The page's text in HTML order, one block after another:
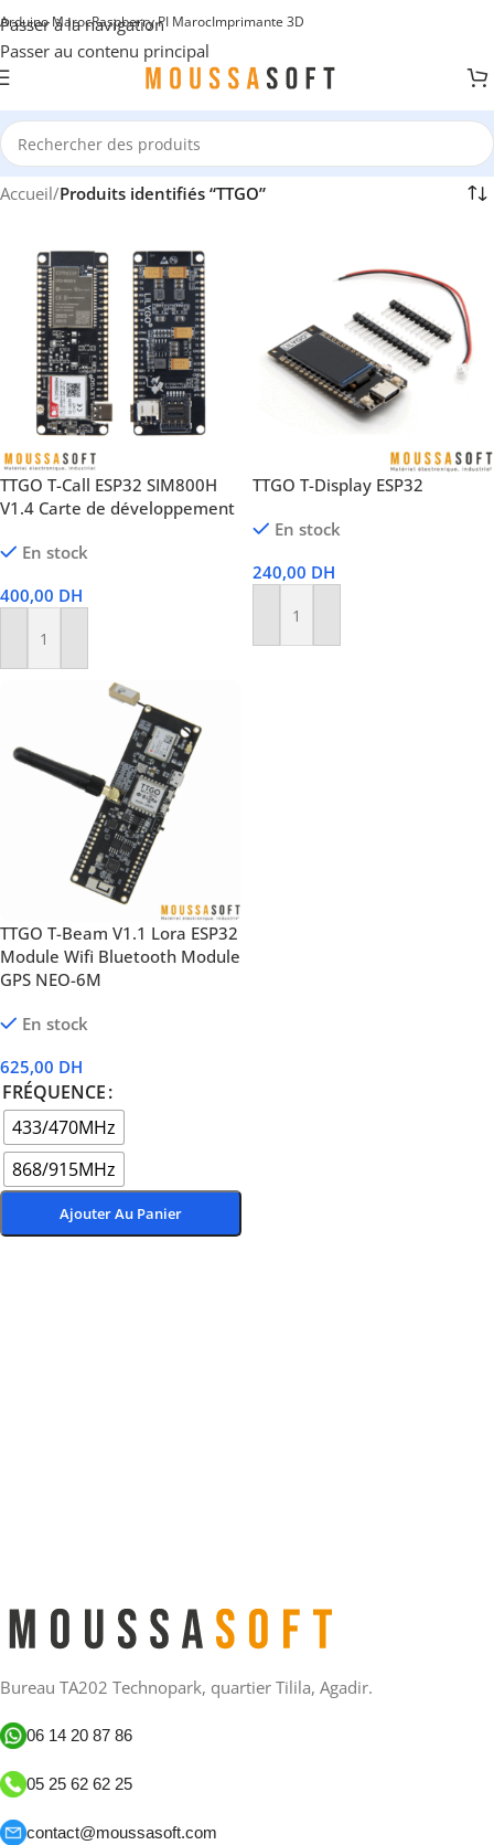
Passer à la navigation
Passer au contenu principal
Arduino MarocRaspberry PI MarocImprimante 3D
Accueil/Produits identifiés “TTGO”
TTGO T-Call ESP32 SIM800H
V1.4 Carte de développement
En stock
400,00 DH
Ajouter Au Panier
TTGO T-Display ESP32
En stock
240,00 DH
Ajouter Au Panier
TTGO T-Beam V1.1 Lora ESP32
Module Wifi Bluetooth Module
GPS NEO-6M
En stock
625,00 DH
FRÉQUENCE
433/470MHz
868/915MHz
Ajouter Au Panier
Bureau TA202 Technopark, quartier Tilila, Agadir.
06 14 20 87 86
05 25 62 62 25
contact@moussasoft.com